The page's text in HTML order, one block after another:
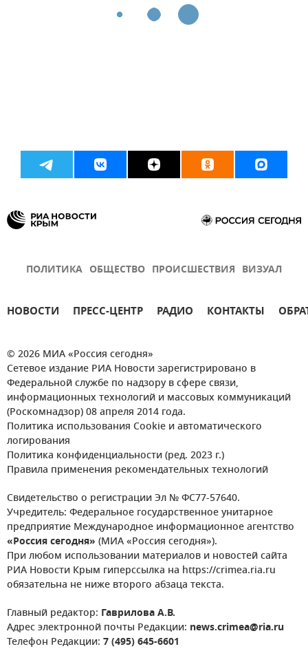
ПОЛИТИКА ОБЩЕСТВО ПРОИСШЕСТВИЯ ВИЗУАЛ
НОВОСТИ ПРЕСС-ЦЕНТР РАДИО КОНТАКТЫ
© 2026 МИА «Россия сегодня»
Сетевое издание РИА Новости зарегистрировано в
Федеральной службе по надзору в сфере связи,
информационных технологий и массовых коммуникаций
(Роскомнадзор) 08 апреля 2014 года.
Политика использования Cookie и автоматического
логирования
Политика конфиденциальности (ред. 2023 г.)
Правила применения рекомендательных технологий
Свидетельство о регистрации Эл № ФС77-57640.
Учредитель: Федеральное государственное унитарное
предприятие Международное информационное агентство
«Россия сегодня» (МИА «Россия сегодня»).
При любом использовании материалов и новостей сайта
РИА Новости Крым гиперссылка на https://crimea.ria.ru
обязательна не ниже второго абзаца текста.
Главный редактор: Гаврилова А.В.
Адрес электронной почты Редакции: news.crimea@ria.ru
Телефон Редакции: 7 (495) 645-6601